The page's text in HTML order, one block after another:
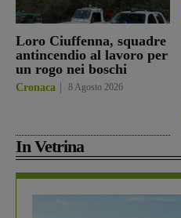
Loro Ciuffenna, squadre
antincendio al lavoro per
un rogo nei boschi
Cronaca 8 Agosto 2026
In Vetrina